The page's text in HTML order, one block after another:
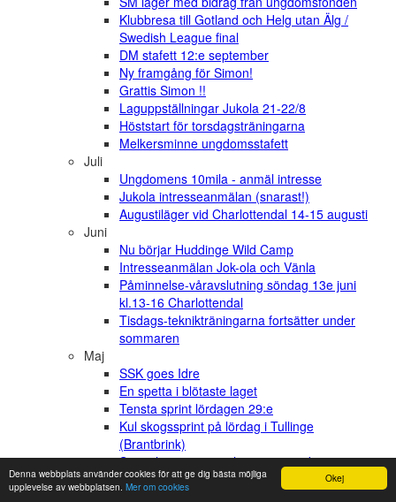
Okej
Denna webbplats använder cookies för att ge dig bästa möjliga
upplevelse av webbplatsen. Mer om cookies
Klubbresa till Gotland och Helg utan Älg /
Swedish League final
DM stafett 12:e september
Ny framgång för Simon!
Grattis Simon !!
Laguppställningar Jukola 21-22/8
Höststart för torsdagsträningarna
Melkersminne ungdomsstafett
Juli
Ungdomens 10mila - anmäl intresse
Jukola intresseanmälan (snarast!)
Augustiläger vid Charlottendal 14-15 augusti
Juni
Nu börjar Huddinge Wild Camp
Intresseanmälan Jok-ola och Vänla
Påminnelse-våravslutning söndag 13e juni
kl.13-16 Charlottendal
Tisdags-teknikträningarna fortsätter under
sommaren
Maj
SSK goes Idre
En spetta i blötaste laget
Tensta sprint lördagen 29:e
Kul skogssprint på lördag i Tullinge
(Brantbrink)
Spettaloppet - anmälan är öppnad
Kanoninsats på Elitstafetten - reseberättelse
April